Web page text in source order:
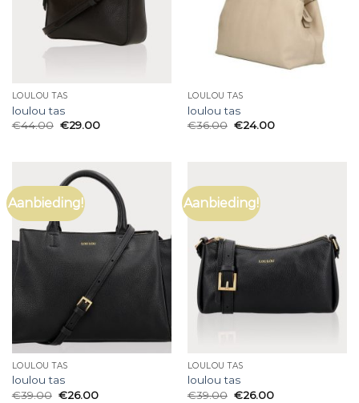
LOULOU TAS
loulou tas
€44.00 €29.00
LOULOU TAS
loulou tas
€36.00 €24.00
Aanbieding!
LOULOU TAS
loulou tas
€39.00 €26.00
Aanbieding!
LOULOU TAS
loulou tas
€39.00 €26.00